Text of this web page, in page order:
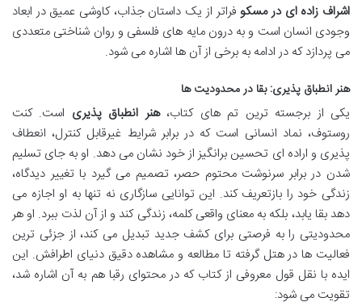
اشراف زاده ای در مسکو فراتر از یک داستان جذاب، کاوشی عمیق در ابعاد
وجودی انسان است و به درون مایه های فلسفی و روان شناختی متعددی
می پردازد که در ادامه به برخی از آن ها اشاره می شود.
هنر انطباق پذیری: بقا در محدودیت ها
یکی از برجسته ترین تم های کتاب،هنر انطباق پذیری است. کنت
روستوف، نماد انسانی است که در برابر شرایط غیرقابل کنترل، انعطاف
پذیری و اراده ای تحسین برانگیز از خود نشان می دهد. او به جای تسلیم
شدن در برابر سرنوشت محتوم حصر، تصمیم می گیرد با تغییر دیدگاه،
زندگی خود را بازتعریف کند. این توانایی سازگاری نه تنها به او اجازه می
دهد بقا یابد، بلکه به معنای واقعی کلمه، زندگی کند و از آن لذت ببرد. او هر
محدودیتی را به فرصتی برای کشف جدید تبدیل می کند، از جزئی ترین
فعالیت ها در هتل گرفته تا مطالعه و مشاهده دقیق دنیای اطرافش. این
ایده با نقل قول معروفی از کتاب که در محتوای رقبا هم به آن اشاره شد،
تقویت می شود: